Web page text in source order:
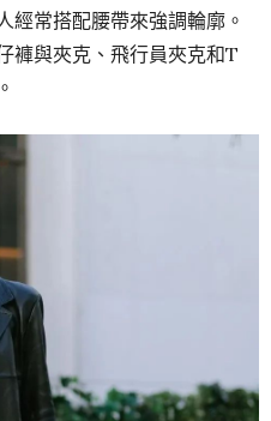
經常搭配腰帶來強調輪廓。
褲與夾克、飛行員夾克和T